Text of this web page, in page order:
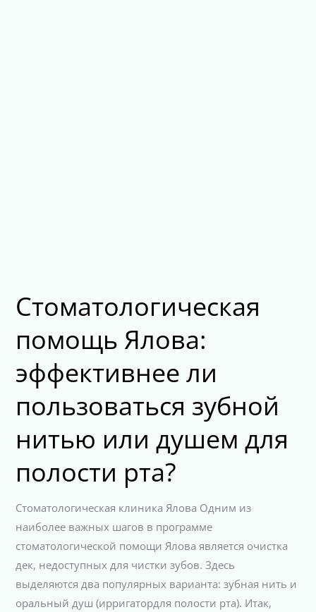
Стоматологическая
помощь Ялова:
эффективнее ли
пользоваться зубной
нитью или душем для
полости рта?
Стоматологическая клиника Ялова Одним из
наиболее важных шагов в программе
стоматологической помощи Ялова является очистка
дек, недоступных для чистки зубов. Здесь
выделяются два популярных варианта: зубная нить и
оральный душ (ирригатордля полости рта). Итак,